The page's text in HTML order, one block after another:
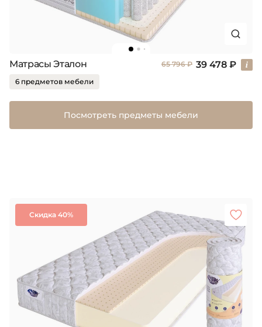
Матрасы Эталон 65 796 ₽ 39 478 ₽
6 предметов мебели
Посмотреть предметы мебели
Скидка 40%